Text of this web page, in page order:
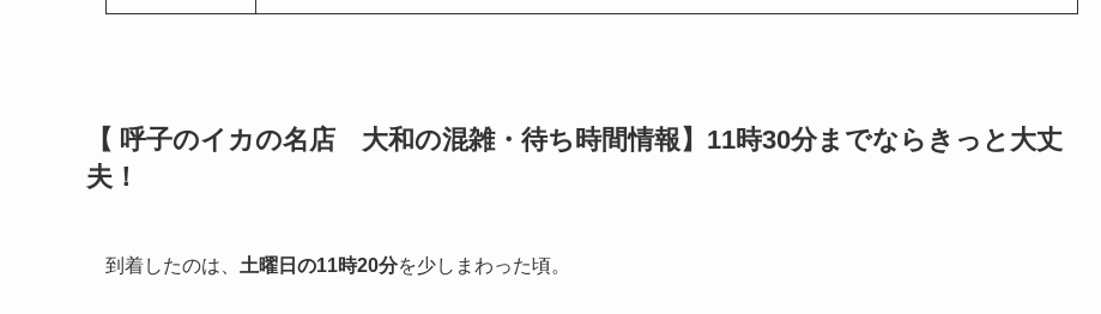
【 呼子のイカの名店 大和の混雑・待ち時間情報】11時30分までならきっと大丈
夫！
到着したのは、 土曜日の11時20分を少しまわった頃。